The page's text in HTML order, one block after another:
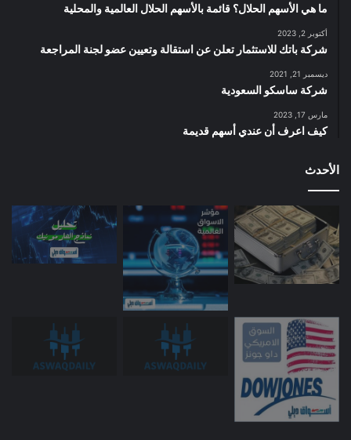
ما هي الأسهم الحلال؟ قائمة بالأسهم الحلال العالمية والمحلية
أكتوبر 2, 2023
شركة باتك للاستثمار تعلن عن استقالة وتعيين عضو لجنة المراجعة
ديسمبر 21, 2021
شركة ساسكو السعودية
مارس 17, 2023
كيف اعرف أن عندي أسهم قديمة
الأحدث